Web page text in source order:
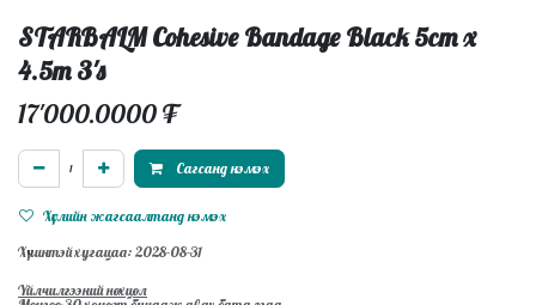
STARBALM Cohesive Bandage Black 5cm x
4.5m 3's
17'000.0000₮
Сагсанд нэмэх
Хүслийн жагсаалтанд нэмэх
Хүчинтэй хугацаа: 2028-08-31
Үйлчилгээний нөхцөл